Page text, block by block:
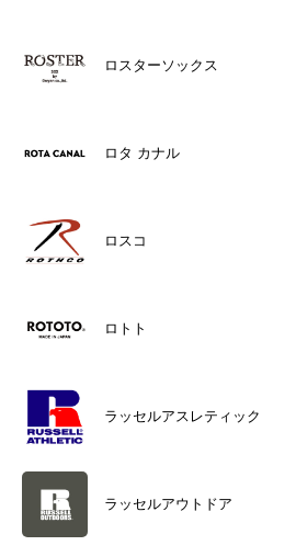
ロスターソックス
ロタ カナル
ロスコ
ロトト
ラッセルアスレティック
ラッセルアウトドア